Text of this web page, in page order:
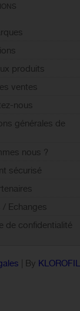
produits
ventes
nous
générales de
nous ?
sécurisé
/ Echanges
de confidentialité
| By